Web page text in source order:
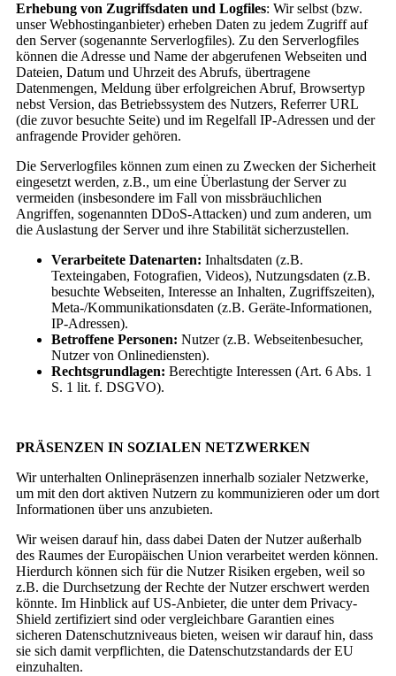
Erhebung von Zugriffsdaten und Logfiles: Wir selbst (bzw.
unser Webhostinganbieter) erheben Daten zu jedem Zugriff auf
den Server (sogenannte Serverlogfiles). Zu den Serverlogfiles
können die Adresse und Name der abgerufenen Webseiten und
Dateien, Datum und Uhrzeit des Abrufs, übertragene
Datenmengen, Meldung über erfolgreichen Abruf, Browsertyp
nebst Version, das Betriebssystem des Nutzers, Referrer URL
(die zuvor besuchte Seite) und im Regelfall IP-Adressen und der
anfragende Provider gehören.
Die Serverlogfiles können zum einen zu Zwecken der Sicherheit
eingesetzt werden, z.B., um eine Überlastung der Server zu
vermeiden (insbesondere im Fall von missbräuchlichen
Angriffen, sogenannten DDoS-Attacken) und zum anderen, um
die Auslastung der Server und ihre Stabilität sicherzustellen.
Verarbeitete Datenarten: Inhaltsdaten (z.B.
Texteingaben, Fotografien, Videos), Nutzungsdaten (z.B.
besuchte Webseiten, Interesse an Inhalten, Zugriffszeiten),
Meta-/Kommunikationsdaten (z.B. Geräte-Informationen,
IP-Adressen).
Betroffene Personen: Nutzer (z.B. Webseitenbesucher,
Nutzer von Onlinediensten).
Rechtsgrundlagen: Berechtigte Interessen (Art. 6 Abs. 1
S. 1 lit. f. DSGVO).
PRÄSENZEN IN SOZIALEN NETZWERKEN
Wir unterhalten Onlinepräsenzen innerhalb sozialer Netzwerke,
um mit den dort aktiven Nutzern zu kommunizieren oder um dort
Informationen über uns anzubieten.
Wir weisen darauf hin, dass dabei Daten der Nutzer außerhalb
des Raumes der Europäischen Union verarbeitet werden können.
Hierdurch können sich für die Nutzer Risiken ergeben, weil so
z.B. die Durchsetzung der Rechte der Nutzer erschwert werden
könnte. Im Hinblick auf US-Anbieter, die unter dem Privacy-
Shield zertifiziert sind oder vergleichbare Garantien eines
sicheren Datenschutzniveaus bieten, weisen wir darauf hin, dass
sie sich damit verpflichten, die Datenschutzstandards der EU
einzuhalten.